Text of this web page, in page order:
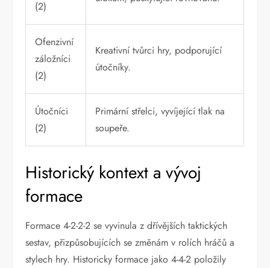
(2)
Ofenzivní
záložníci
(2)
Kreativní tvůrci hry, podporující
útočníky.
Útočníci
(2)
Primární střelci, vyvíjející tlak na
soupeře.
Historický kontext a vývoj
formace
Formace 4-2-2-2 se vyvinula z dřívějších taktických
sestav, přizpůsobujících se změnám v rolích hráčů a
stylech hry. Historicky formace jako 4-4-2 položily